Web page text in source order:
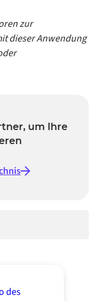
zur
dieser Anwendung
um Ihre